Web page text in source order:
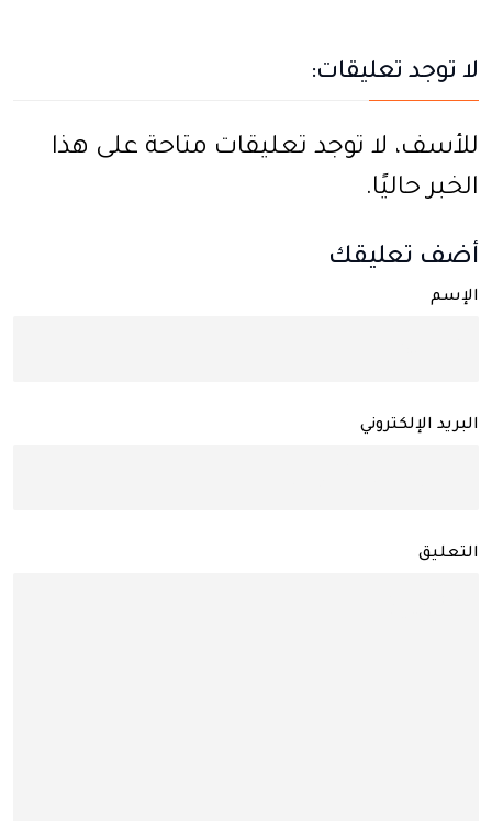
لا توجد تعليقات:
للأسف، لا توجد تعليقات متاحة على هذا
الخبر حاليًا.
أضف تعليقك
الإسم
البريد الإلكتروني
التعليق